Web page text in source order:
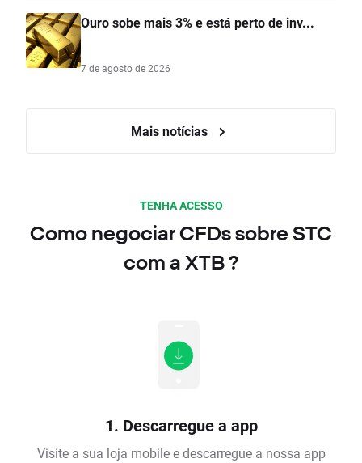
Ouro sobe mais 3% e está perto de inv...
7 de agosto de 2026
Mais notícias
TENHA ACESSO
Como negociar CFDs sobre STC
com a XTB ?
1. Descarregue a app
Visite a sua loja mobile e descarregue a nossa app